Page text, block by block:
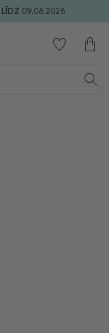
LĪDZ 09.08.2026